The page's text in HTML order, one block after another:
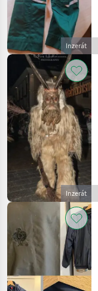
Inzerát
Inzerát